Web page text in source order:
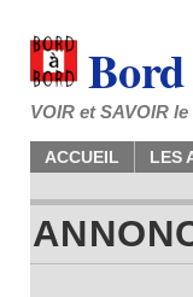
VOIR et SAVOIR
ACCUEIL LES